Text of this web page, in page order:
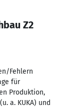
Z2
Fehlern
für
Produktion,
a. KUKA) und